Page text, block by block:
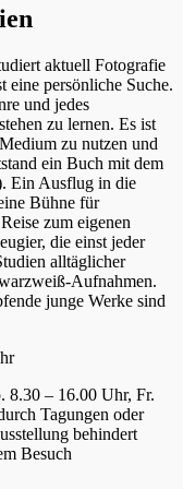
aktuell Fotografie
eine persönliche Suche.
und jedes
zu lernen. Es ist
zu nutzen und
ein Buch mit dem
Ein Ausflug in die
Bühne für
zum eigenen
die einst jeder
alltäglicher
Aufnahmen.
junge Werke sind
8.30 – 16.00 Uhr, Fr.
Tagungen oder
behindert
Besuch